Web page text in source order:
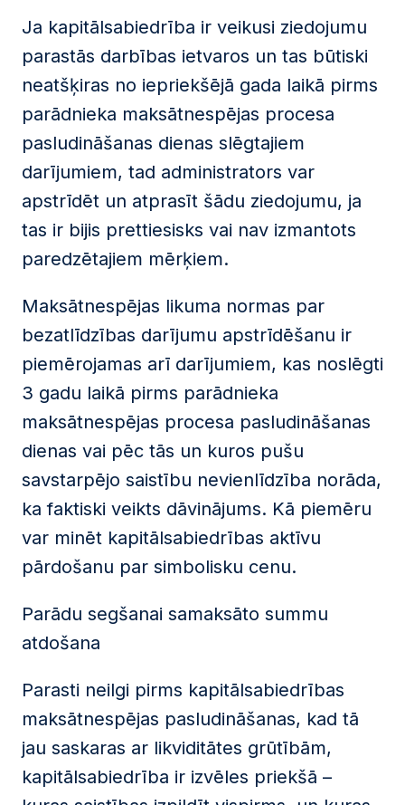
Ja kapitālsabiedrība ir veikusi ziedojumu
parastās darbības ietvaros un tas būtiski
neatšķiras no iepriekšējā gada laikā pirms
parādnieka maksātnespējas procesa
pasludināšanas dienas slēgtajiem
darījumiem, tad administrators var
apstrīdēt un atprasīt šādu ziedojumu, ja
tas ir bijis prettiesisks vai nav izmantots
paredzētajiem mērķiem.
Maksātnespējas likuma normas par
bezatlīdzības darījumu apstrīdēšanu ir
piemērojamas arī darījumiem, kas noslēgti
3 gadu laikā pirms parādnieka
maksātnespējas procesa pasludināšanas
dienas vai pēc tās un kuros pušu
savstarpējo saistību nevienlīdzība norāda,
ka faktiski veikts dāvinājums. Kā piemēru
var minēt kapitālsabiedrības aktīvu
pārdošanu par simbolisku cenu.
Parādu segšanai samaksāto summu
atdošana
Parasti neilgi pirms kapitālsabiedrības
maksātnespējas pasludināšanas, kad tā
jau saskaras ar likviditātes grūtībām,
kapitālsabiedrība ir izvēles priekšā –